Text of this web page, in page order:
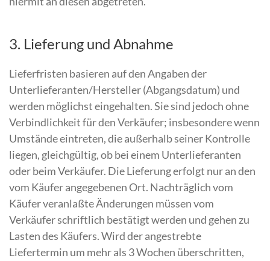
3. Lieferung und Abnahme
Lieferfristen basieren auf den Angaben der
Unterlieferanten/Hersteller (Abgangsdatum) und
werden möglichst eingehalten. Sie sind jedoch ohne
Verbindlichkeit für den Verkäufer; insbesondere wenn
Umstände eintreten, die außerhalb seiner Kontrolle
liegen, gleichgültig, ob bei einem Unterlieferanten
oder beim Verkäufer. Die Lieferung erfolgt nur an den
vom Käufer angegebenen Ort. Nachträglich vom
Käufer veranlaßte Änderungen müssen vom
Verkäufer schriftlich bestätigt werden und gehen zu
Lasten des Käufers. Wird der angestrebte
Liefertermin um mehr als 3 Wochen überschritten,